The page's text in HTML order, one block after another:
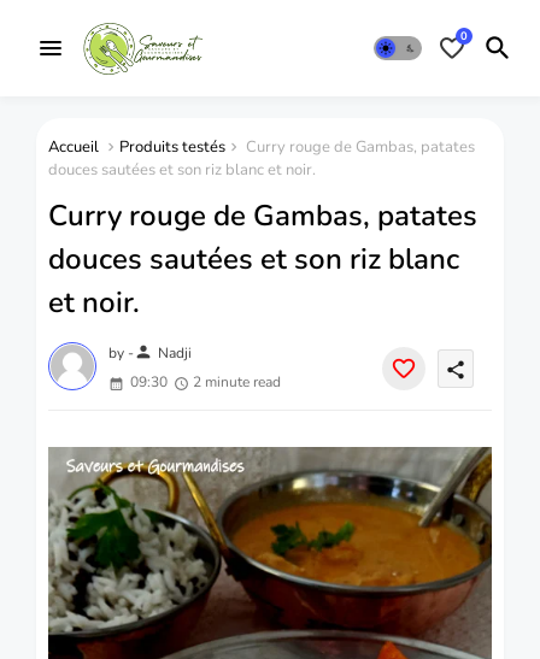
0
Accueil Produits testés
Curry rouge de Gambas, patates
douces sautées et son riz blanc et noir.
Curry rouge de Gambas, patates
douces sautées et son riz blanc
et noir.
by -person Nadji
09:30
2 minute read
share